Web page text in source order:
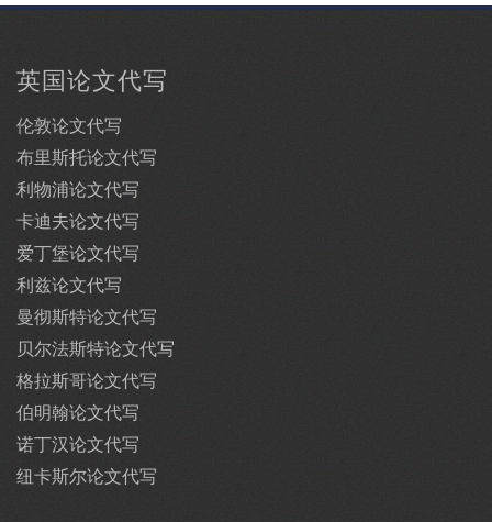
英国论文代写
伦敦论文代写
布里斯托论文代写
利物浦论文代写
卡迪夫论文代写
爱丁堡论文代写
利兹论文代写
曼彻斯特论文代写
贝尔法斯特论文代写
格拉斯哥论文代写
伯明翰论文代写
诺丁汉论文代写
纽卡斯尔论文代写